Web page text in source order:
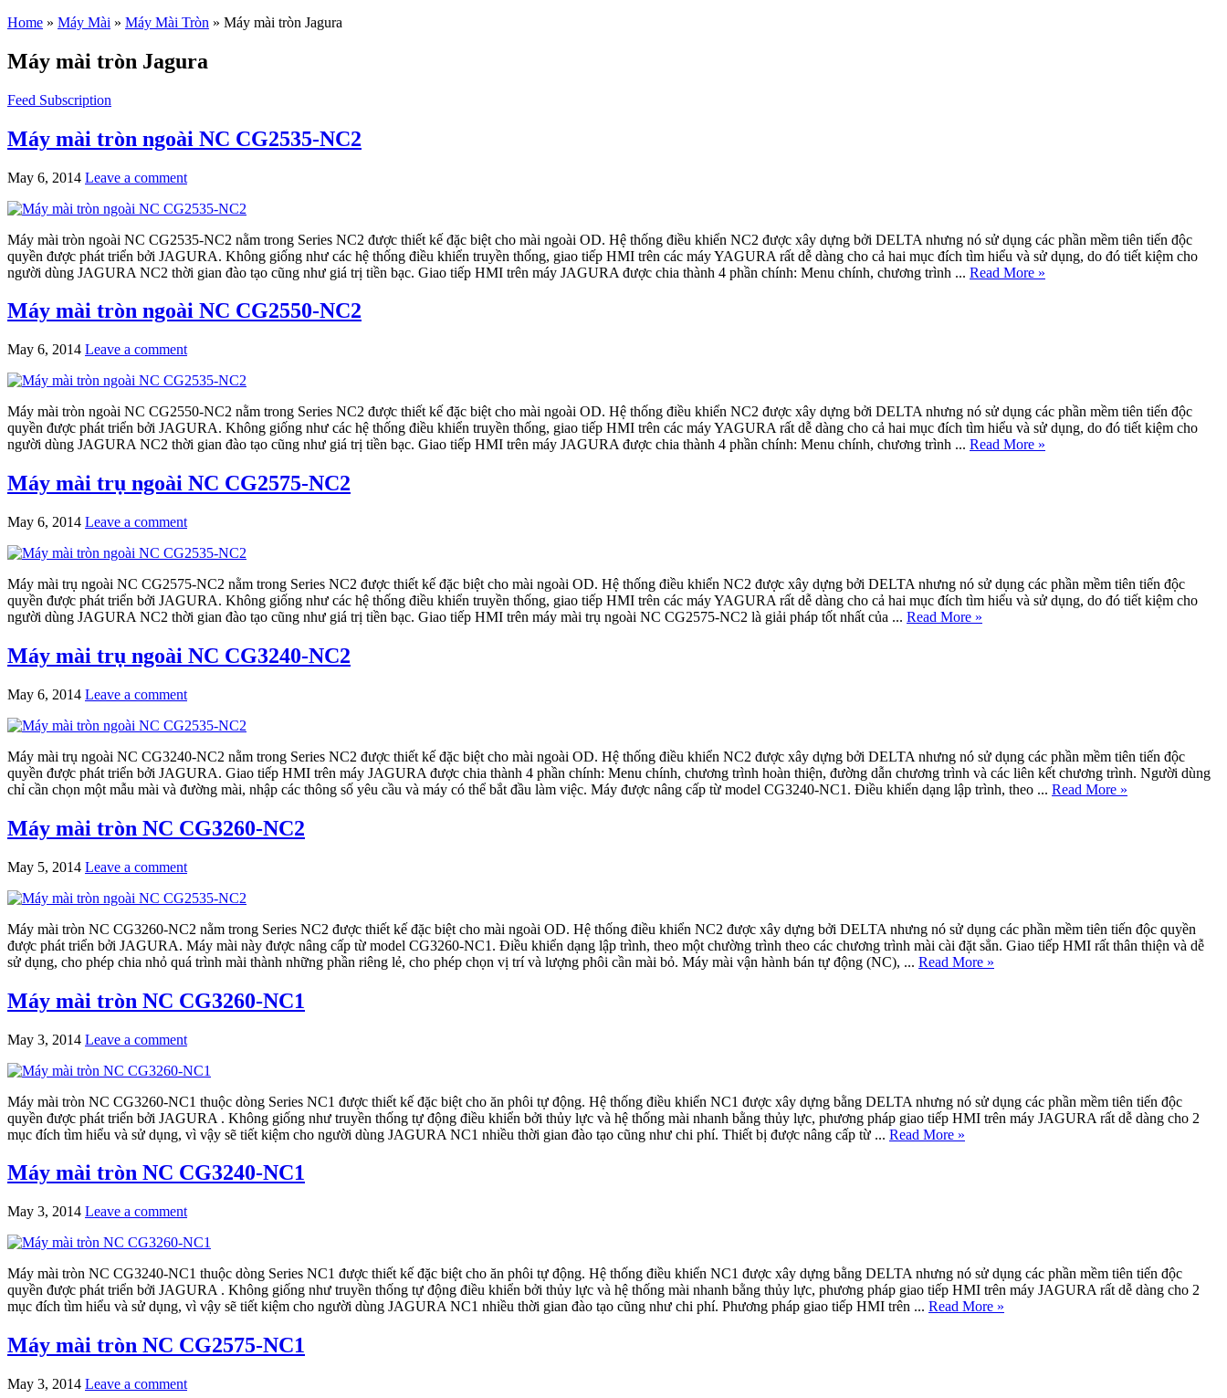
Home » Máy Mài » Máy Mài Tròn » Máy mài tròn Jagura
Máy mài tròn Jagura
Feed Subscription
Máy mài tròn ngoài NC CG2535-NC2
May 6, 2014 Leave a comment
Máy mài tròn ngoài NC CG2535-NC2 nằm trong Series NC2 được thiết kế đặc biệt cho mài ngoài OD. Hệ thống điều khiển NC2 được xây dựng bởi DELTA nhưng nó sử dụng các phần mềm tiên tiến độc
quyền được phát triển bởi JAGURA. Không giống như các hệ thống điều khiển truyền thống, giao tiếp HMI trên các máy YAGURA rất dễ dàng cho cả hai mục đích tìm hiểu và sử dụng, do đó tiết kiệm cho
người dùng JAGURA NC2 thời gian đào tạo cũng như giá trị tiền bạc. Giao tiếp HMI trên máy JAGURA được chia thành 4 phần chính: Menu chính, chương trình ... Read More »
Máy mài tròn ngoài NC CG2550-NC2
May 6, 2014 Leave a comment
Máy mài tròn ngoài NC CG2550-NC2 nằm trong Series NC2 được thiết kế đặc biệt cho mài ngoài OD. Hệ thống điều khiển NC2 được xây dựng bởi DELTA nhưng nó sử dụng các phần mềm tiên tiến độc
quyền được phát triển bởi JAGURA. Không giống như các hệ thống điều khiển truyền thống, giao tiếp HMI trên các máy YAGURA rất dễ dàng cho cả hai mục đích tìm hiểu và sử dụng, do đó tiết kiệm cho
người dùng JAGURA NC2 thời gian đào tạo cũng như giá trị tiền bạc. Giao tiếp HMI trên máy JAGURA được chia thành 4 phần chính: Menu chính, chương trình ... Read More »
Máy mài trụ ngoài NC CG2575-NC2
May 6, 2014 Leave a comment
Máy mài trụ ngoài NC CG2575-NC2 nằm trong Series NC2 được thiết kế đặc biệt cho mài ngoài OD. Hệ thống điều khiển NC2 được xây dựng bởi DELTA nhưng nó sử dụng các phần mềm tiên tiến độc
quyền được phát triển bởi JAGURA. Không giống như các hệ thống điều khiển truyền thống, giao tiếp HMI trên các máy YAGURA rất dễ dàng cho cả hai mục đích tìm hiểu và sử dụng, do đó tiết kiệm cho
người dùng JAGURA NC2 thời gian đào tạo cũng như giá trị tiền bạc. Giao tiếp HMI trên máy mài trụ ngoài NC CG2575-NC2 là giải pháp tốt nhất của ... Read More »
Máy mài trụ ngoài NC CG3240-NC2
May 6, 2014 Leave a comment
Máy mài trụ ngoài NC CG3240-NC2 nằm trong Series NC2 được thiết kế đặc biệt cho mài ngoài OD. Hệ thống điều khiển NC2 được xây dựng bởi DELTA nhưng nó sử dụng các phần mềm tiên tiến độc
quyền được phát triển bởi JAGURA. Giao tiếp HMI trên máy JAGURA được chia thành 4 phần chính: Menu chính, chương trình hoàn thiện, đường dẫn chương trình và các liên kết chương trình. Người dùng
chỉ cần chọn một mẫu mài và đường mài, nhập các thông số yêu cầu và máy có thể bắt đầu làm việc. Máy được nâng cấp từ model CG3240-NC1. Điều khiển dạng lập trình, theo ... Read More »
Máy mài tròn NC CG3260-NC2
May 5, 2014 Leave a comment
Máy mài tròn NC CG3260-NC2 nằm trong Series NC2 được thiết kế đặc biệt cho mài ngoài OD. Hệ thống điều khiển NC2 được xây dựng bởi DELTA nhưng nó sử dụng các phần mềm tiên tiến độc quyền
được phát triển bởi JAGURA. Máy mài này được nâng cấp từ model CG3260-NC1. Điều khiển dạng lập trình, theo một chường trình theo các chương trình mài cài đặt sẳn. Giao tiếp HMI rất thân thiện và dễ
sử dụng, cho phép chia nhỏ quá trình mài thành những phần riêng lẻ, cho phép chọn vị trí và lượng phôi cần mài bỏ. Máy mài vận hành bán tự động (NC), ... Read More »
Máy mài tròn NC CG3260-NC1
May 3, 2014 Leave a comment
Máy mài tròn NC CG3260-NC1 thuộc dòng Series NC1 được thiết kế đặc biệt cho ăn phôi tự động. Hệ thống điều khiển NC1 được xây dựng bằng DELTA nhưng nó sử dụng các phần mềm tiên tiến độc
quyền được phát triển bởi JAGURA . Không giống như truyền thống tự động điều khiển bởi thủy lực và hệ thống mài nhanh bằng thủy lực, phương pháp giao tiếp HMI trên máy JAGURA rất dễ dàng cho 2
mục đích tìm hiểu và sử dụng, vì vậy sẽ tiết kiệm cho người dùng JAGURA NC1 nhiều thời gian đào tạo cũng như chi phí. Thiết bị được nâng cấp từ ... Read More »
Máy mài tròn NC CG3240-NC1
May 3, 2014 Leave a comment
Máy mài tròn NC CG3240-NC1 thuộc dòng Series NC1 được thiết kế đặc biệt cho ăn phôi tự động. Hệ thống điều khiển NC1 được xây dựng bằng DELTA nhưng nó sử dụng các phần mềm tiên tiến độc
quyền được phát triển bởi JAGURA . Không giống như truyền thống tự động điều khiển bởi thủy lực và hệ thống mài nhanh bằng thủy lực, phương pháp giao tiếp HMI trên máy JAGURA rất dễ dàng cho 2
mục đích tìm hiểu và sử dụng, vì vậy sẽ tiết kiệm cho người dùng JAGURA NC1 nhiều thời gian đào tạo cũng như chi phí. Phương pháp giao tiếp HMI trên ... Read More »
Máy mài tròn NC CG2575-NC1
May 3, 2014 Leave a comment